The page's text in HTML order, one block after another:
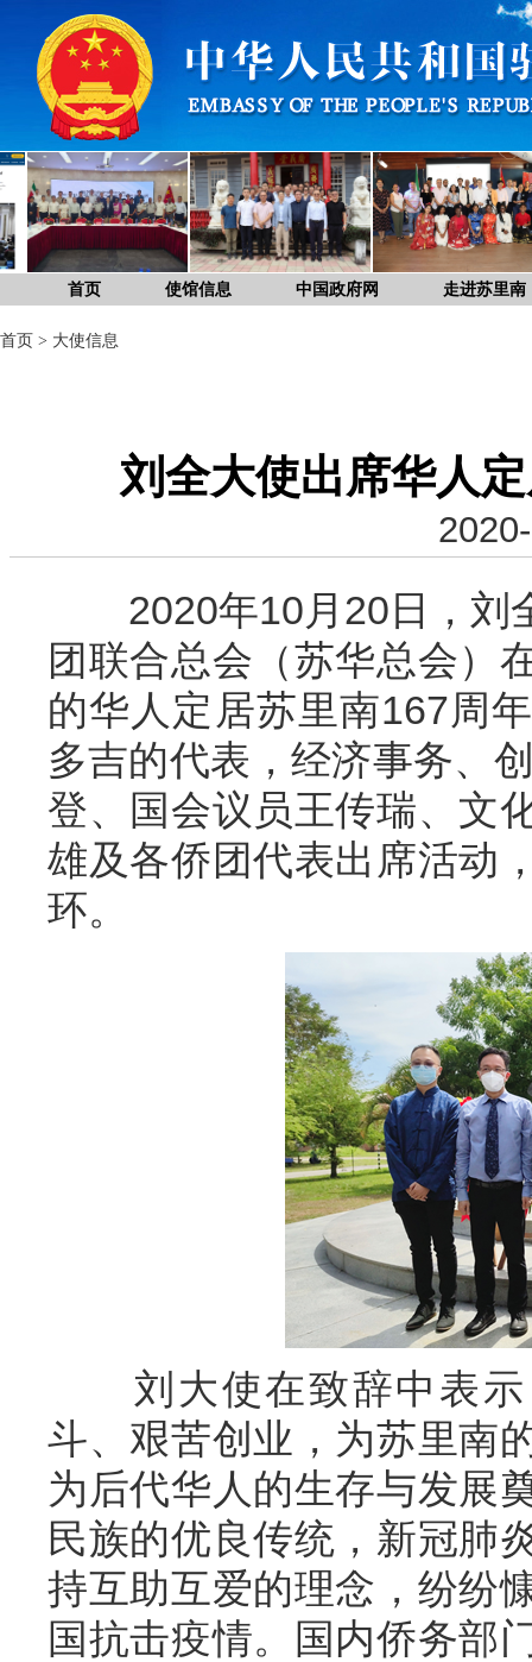
首页 使馆信息 中国政府网 走进苏里南
首页 > 大使信息
刘全大使出席华人
2020年10月20日，刘
团联合总会（苏华总会）
的华人定居苏里南167周
多吉的代表，经济事务、
登、国会议员王传瑞、文
雄及各侨团代表出席活动
环。
刘大使在致辞中表示
斗、艰苦创业，为苏里南
为后代华人的生存与发展
民族的优良传统，新冠肺
持互助互爱的理念，纷纷
国抗击疫情。国内侨务部